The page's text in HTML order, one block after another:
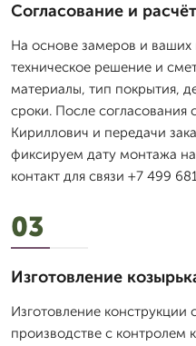
Согласование и расчёт
На основе замеров и
техническое решение и
материалы, тип покрытия,
сроки. После согласования
Кириллович и передачи
фиксируем дату монтажа на
контакт для связи +7 499
03
Изготовление
Изготовление конструкции
производстве с контролем